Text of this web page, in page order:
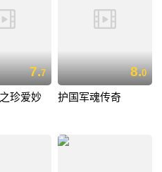
7.7
珍爱妙
8.0
护国军魂传奇